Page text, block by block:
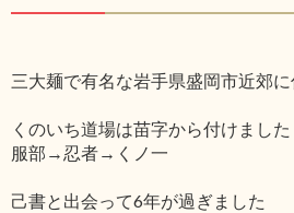
三大麺で有名な岩手県盛岡市近郊に
くのいち道場は苗字から付けました
服部→忍者→くノ一
己書と出会って6年が過ぎました